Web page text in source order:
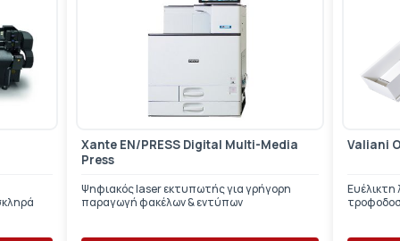
Xante EN/PRESS Digital Multi-Media
Press
Ψηφιακός laser εκτυπωτής για γρήγορη
παραγωγή φακέλων & εντύπων
Valiani